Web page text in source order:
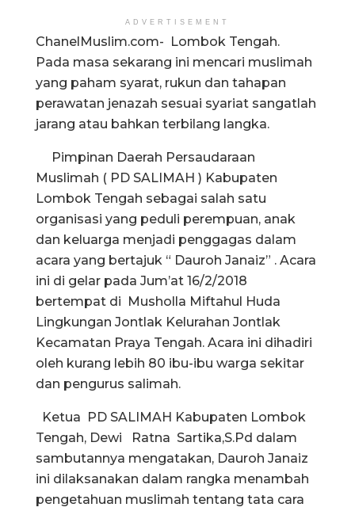
ADVERTISEMENT
ChanelMuslim.com- Lombok Tengah.
Pada masa sekarang ini mencari muslimah
yang paham syarat, rukun dan tahapan
perawatan jenazah sesuai syariat sangatlah
jarang atau bahkan terbilang langka.
Pimpinan Daerah Persaudaraan
Muslimah ( PD SALIMAH ) Kabupaten
Lombok Tengah sebagai salah satu
organisasi yang peduli perempuan, anak
dan keluarga menjadi penggagas dalam
acara yang bertajuk “ Dauroh Janaiz” . Acara
ini di gelar pada Jum’at 16/2/2018
bertempat di Musholla Miftahul Huda
Lingkungan Jontlak Kelurahan Jontlak
Kecamatan Praya Tengah. Acara ini dihadiri
oleh kurang lebih 80 ibu-ibu warga sekitar
dan pengurus salimah.
Ketua PD SALIMAH Kabupaten Lombok
Tengah, Dewi Ratna Sartika,S.Pd dalam
sambutannya mengatakan, Dauroh Janaiz
ini dilaksanakan dalam rangka menambah
pengetahuan muslimah tentang tata cara